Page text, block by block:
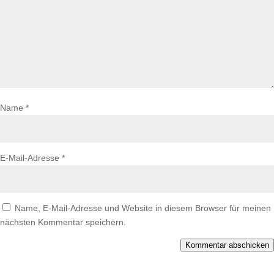
Name *
E-Mail-Adresse *
Name, E-Mail-Adresse und Website in diesem Browser für meinen
nächsten Kommentar speichern.
Kommentar abschicken